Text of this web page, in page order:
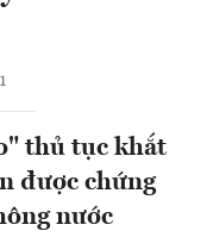
thủ tục khắt
được chứng
nước